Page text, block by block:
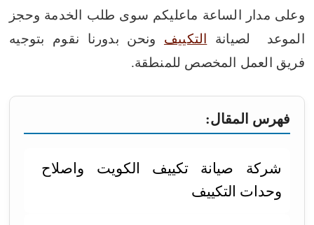
وعلى مدار الساعة ماعليكم سوى طلب الخدمة وحجز
الموعد لصيانة
التكييف ونحن بدورنا نقوم بتوجيه
فريق العمل المخصص للمنطقة.
فهرس المقال:
شركة صيانة تكييف الكويت واصلاح
وحدات التكييف